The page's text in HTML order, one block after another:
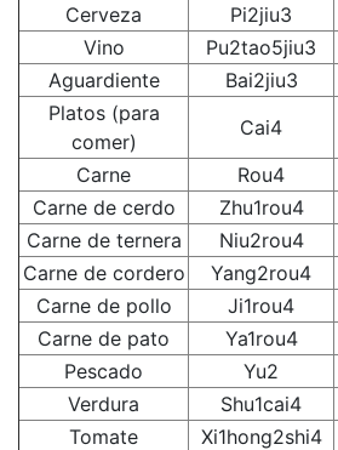
Cerveza
Pi2jiu3
Vino
Pu2tao5jiu3
Aguardiente
Bai2jiu3
Platos (para
comer)
Cai4
Carne
Rou4
Carne de cerdo
Zhu1rou4
Carne de ternera
Niu2rou4
Carne de cordero
Yang2rou4
Carne de pollo
Ji1rou4
Carne de pato
Ya1rou4
Pescado
Yu2
Verdura
Shu1cai4
Tomate
Xi1hong2shi4